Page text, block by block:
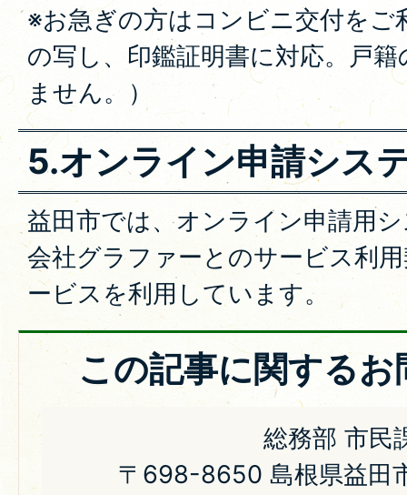
※お急ぎの方はコンビニ交付をご
の写し、印鑑証明書に対応。戸
ません。）
5.オンライン申請シス
益田市では、オンライン申請用
会社グラファーとのサービス利
ービスを利用しています。
この記事に関する
総務部 市民
〒698-8650 島根県益田